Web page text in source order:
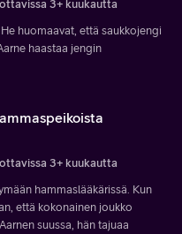
3+ kuukautta
huomaavat, että saukkojengi
haastaa jengin
3+ kuukautta
hammaslääkärissä. Kun
että kokonainen joukko
suussa, hän tajuaa